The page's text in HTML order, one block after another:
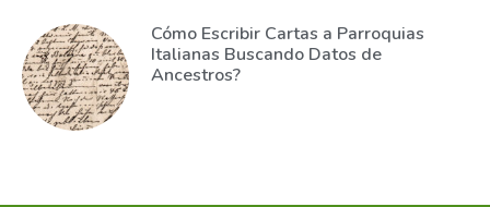
Cómo Escribir Cartas a Parroquias
Italianas Buscando Datos de
Ancestros?